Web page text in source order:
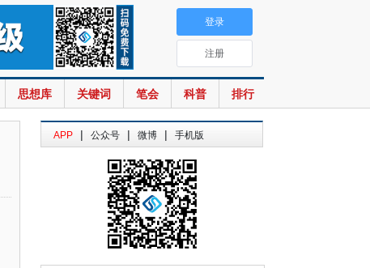
思想库 关键词 笔会 科普 排行
登录
注册
APP | 公众号 | 微博 | 手机版